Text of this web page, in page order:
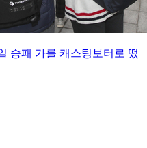
승패 가를 캐스팅보터로 떴